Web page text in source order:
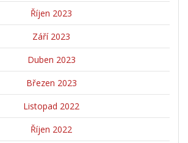
Říjen 2023
Září 2023
Duben 2023
Březen 2023
Listopad 2022
Říjen 2022